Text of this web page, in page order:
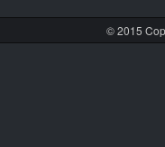
© 2015